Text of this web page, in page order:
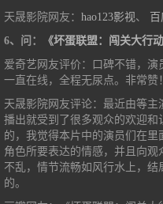
天晟影院网友： hao123影视、
6、问：
《坏蛋联盟：闯关大行
爱奇艺网友评价：口碑不错，
一直在线，全程无尿点。非常赞！
天晟影院网友评论：最近由等
播出就受到了很多观众的欢迎
的，我觉得本片中的演员们在
角色所要表达的情感，并且向
不乱，情节流畅如风行水上，
的。